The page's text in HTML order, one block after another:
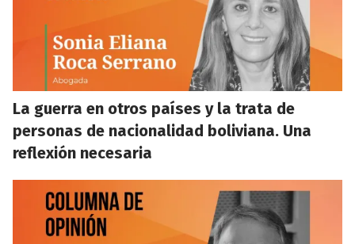
La guerra en otros países y la trata de
personas de nacionalidad boliviana. Una
reflexión necesaria